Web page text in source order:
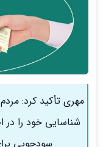
مهری تأکید کرد:
شناسایی خود را در
سودجویی